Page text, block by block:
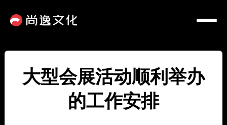
大型会展活动顺利举办
的工作安排